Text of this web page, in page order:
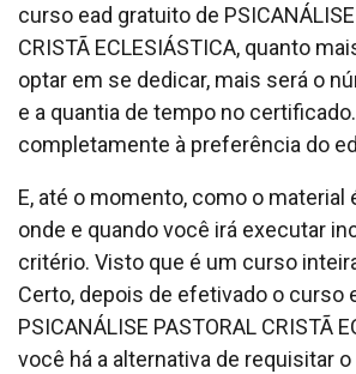
curso ead gratuito de PSICANÁLISE
CRISTÃ ECLESIÁSTICA, quanto
optar em se dedicar, mais será o
e a quantia de tempo no
completamente à preferência do
E, até o momento, como o material
onde e quando você irá executar
critério. Visto que é um curso
Certo, depois de efetivado o curso
PSICANÁLISE PASTORAL CRISTÃ
você há a alternativa de requisitar